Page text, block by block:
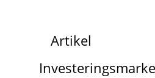
Artikel